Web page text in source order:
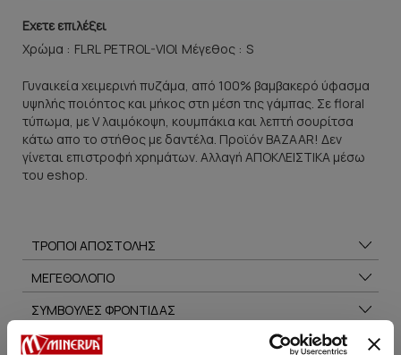
Εχετε επιλέξει
Χρώμα :
Μέγεθος :
Γυναικεία χειμερινή πυζάμα, από 100% βαμβακερό ύφασμα
υψηλής ποιόητος και μήκος στη μέση της γάμπας. Σε floral
τύπωμα, με V λαιμόκοψη, κουμπάκια και λεπτή σουρίτσα
κάτω απο το στήθος με δαντέλα. Προϊόν BAZAAR! Δεν
γίνεται επιστροφή χρημάτων. Αλλαγή ΑΠΟΚΛΕΙΣΤΙΚΑ μέσω
του eshop.
ΤΡΟΠΟΙ ΑΠΟΣΤΟΛΗΣ
ΜΕΓΕΘΟΛΟΓΙΟ
ΣΥΜΒΟΥΛΕΣ ΦΡΟΝΤΙΔΑΣ